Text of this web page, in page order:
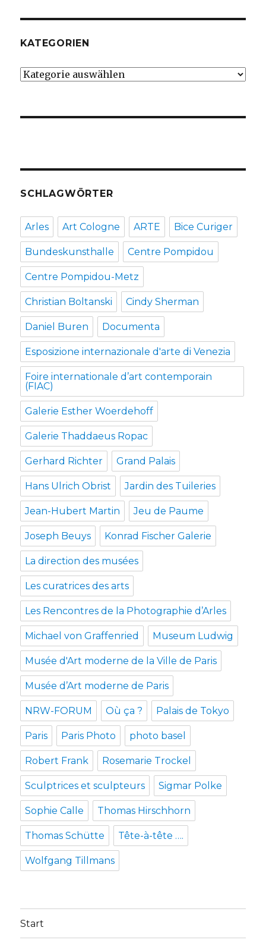
KATEGORIEN
Kategorien
SCHLAGWÖRTER
Arles Art Cologne ARTE Bice Curiger
Bundeskunsthalle Centre Pompidou
Centre Pompidou-Metz
Christian Boltanski Cindy Sherman
Daniel Buren Documenta
Esposizione internazionale d'arte di Venezia
Foire internationale d’art contemporain
(FIAC)
Galerie Esther Woerdehoff
Galerie Thaddaeus Ropac
Gerhard Richter Grand Palais
Hans Ulrich Obrist Jardin des Tuileries
Jean-Hubert Martin Jeu de Paume
Joseph Beuys Konrad Fischer Galerie
La direction des musées
Les curatrices des arts
Les Rencontres de la Photographie d’Arles
Michael von Graffenried Museum Ludwig
Musée d'Art moderne de la Ville de Paris
Musée d’Art moderne de Paris
NRW-FORUM Où ça ? Palais de Tokyo
Paris Paris Photo photo basel
Robert Frank Rosemarie Trockel
Sculptrices et sculpteurs Sigmar Polke
Sophie Calle Thomas Hirschhorn
Thomas Schütte Tête-à-tête ….
Wolfgang Tillmans
Start